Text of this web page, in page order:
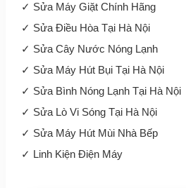
✓ Sửa Máy Giặt Chính Hãng
✓ Sửa Điều Hòa Tại Hà Nội
✓ Sửa Cây Nước Nóng Lạnh
✓ Sửa Máy Hút Bụi Tại Hà Nội
✓ Sửa Bình Nóng Lạnh Tại Hà Nội
✓ Sửa Lò Vi Sóng Tại Hà Nội
✓ Sửa Máy Hút Mùi Nhà Bếp
✓ Linh Kiện Điện Máy